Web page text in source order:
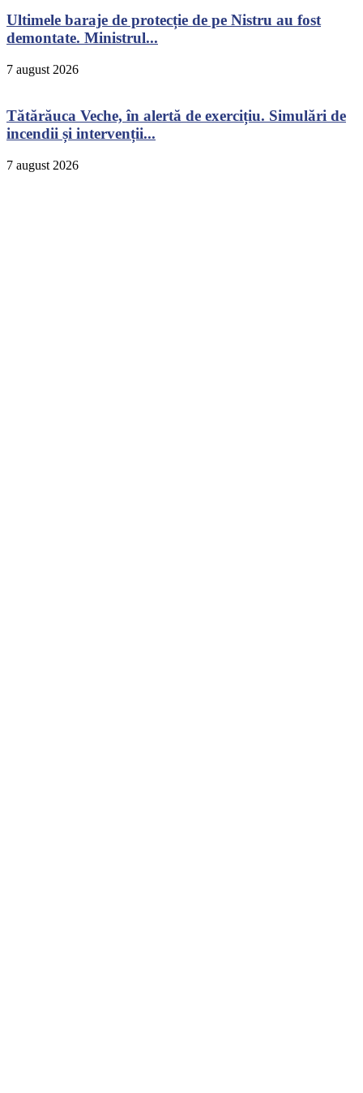
Ultimele baraje de protecție de pe Nistru au fost
demontate. Ministrul...
7 august 2026
Tătărăuca Veche, în alertă de exercițiu. Simulări de
incendii și intervenții...
7 august 2026